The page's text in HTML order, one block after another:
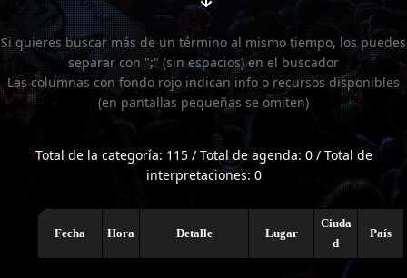
Si quieres buscar más de un término al mismo tiempo, los puedes
separar con ";" (sin espacios) en el buscador
Las columnas con fondo rojo indican info o recursos disponibles
(en pantallas pequeñas se omiten)
Total de la categoría: 115 / Total de agenda: 0 / Total de
interpretaciones: 0
Fecha Hora Detalle Lugar
Ciuda
d
País